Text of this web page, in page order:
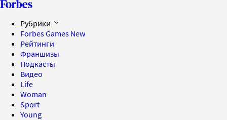
Рубрики
Forbes Games New
Рейтинги
Франшизы
Подкасты
Видео
Life
Woman
Sport
Young